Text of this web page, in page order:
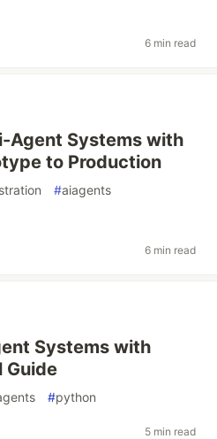
6 min read
Agent Systems with
to Production
#aiagents
6 min read
Systems with
Guide
#python
5 min read